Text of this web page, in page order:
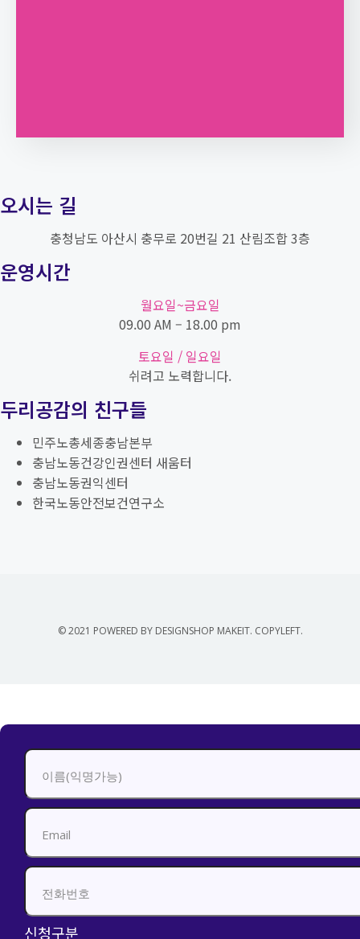
오시는 길
충청남도 아산시 충무로 20번길 21 산림조합 3층
운영시간
월요일~금요일
09.00 AM – 18.00 pm
토요일 / 일요일
쉬려고 노력합니다.
두리공감의 친구들
민주노총세종충남본부
충남노동건강인권센터 새움터
충남노동권익센터
한국노동안전보건연구소
© 2021 POWERED BY DESIGNSHOP MAKEIT. COPYLEFT.
신청구분